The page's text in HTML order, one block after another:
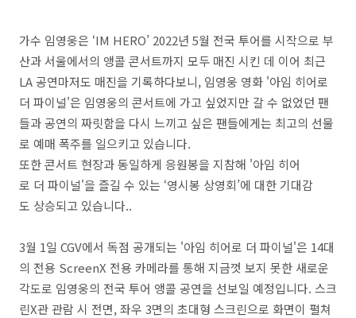
가수 임영웅은 ‘IM HERO’ 2022년 5월 전국 투어를 시작으로 부
산과 서울에서의 앵콜 콘서트까지 모두 매진 시킨 데 이어 최근
LA 공연마저도 매진을 기록하다보니, 임영웅 영화 '아임 히어로
더 파이널'은 임영웅의 콘서트에 가고 싶었지만 갈 수 없었던 팬
들과 공연의 짜릿함을 다시 느끼고 싶은 팬들에게는 최고의 선물
로 예매 폭주를 일으키고 있습니다.
또한 콘서트 현장과 동일하게 응원봉을 지참해 '아임 히어
로 더 파이널'을 즐길 수 있는 ‘영시봉 상영회’에 대한 기대감
도 상승되고 있습니다..
3월 1일 CGV에서 독점 공개되는 '아임 히어로 더 파이널'은 14대
의 전용 ScreenX 전용 카메라를 통해 지금껏 보지 못한 새로운
각도로 임영웅의 전국 투어 앵콜 공연을 선보일 예정입니다. 스크
린X관 관람 시 전면, 좌우 3면의 초대형 스크린으로 화면이 펼쳐